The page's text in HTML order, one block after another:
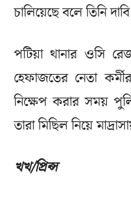
চালিয়েছে বলে তিনি
পটিয়া থানার ওসি
হেফাজতের নেতা
নিক্ষেপ করার সময়
তারা মিছিল নিয়ে
খখ/প্রিন্স